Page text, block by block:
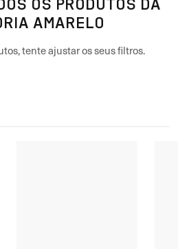
OS PRODUTOS DA
AMARELO
tente ajustar os seus filtros.